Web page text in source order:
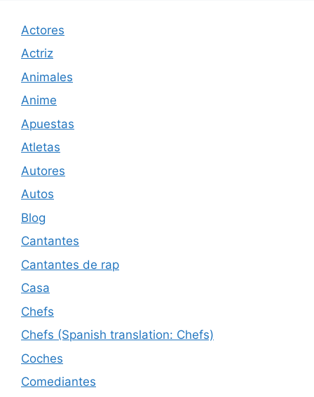
Actores
Actriz
Animales
Anime
Apuestas
Atletas
Autores
Autos
Blog
Cantantes
Cantantes de rap
Casa
Chefs
Chefs (Spanish translation: Chefs)
Coches
Comediantes